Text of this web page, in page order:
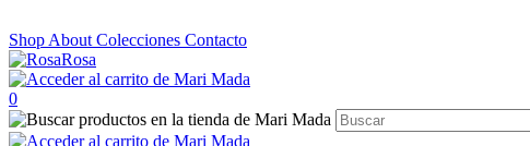
Shop About Colecciones Contacto
0